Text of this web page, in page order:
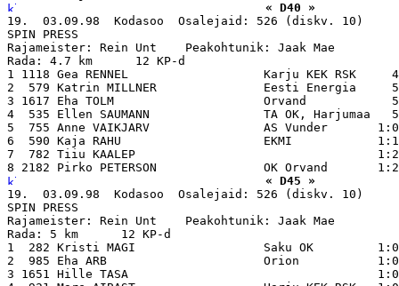
« D40 »
19.  03.09.98  Kodasoo  Osalejaid: 526 (diskv. 10)
SPIN PRESS
Rajameister: Rein Unt    Peakohtunik: Jaak Mae
Rada: 4.7 km      12 KP-d
1 1118 Gea RENNEL                   Karju KEK RSK
2  579 Katrin MILLNER               Eesti Energia
3 1617 Eha TOLM                     Orvand
4  535 Ellen SAUMANN                TA OK, Harjumaa
5  755 Anne VAIKJARV                AS Vunder
6  590 Kaja RAHU                    EKMI
7  782 Tiiu KAALEP
« D45 »
19.  03.09.98  Kodasoo  Osalejaid: 526 (diskv. 10)
SPIN PRESS
Rajameister: Rein Unt    Peakohtunik: Jaak Mae
Rada: 5 km      12 KP-d
1  282 Kristi MAGI                  Saku OK
2  985 Eha ARB                      Orion
3 1651 Hille TASA